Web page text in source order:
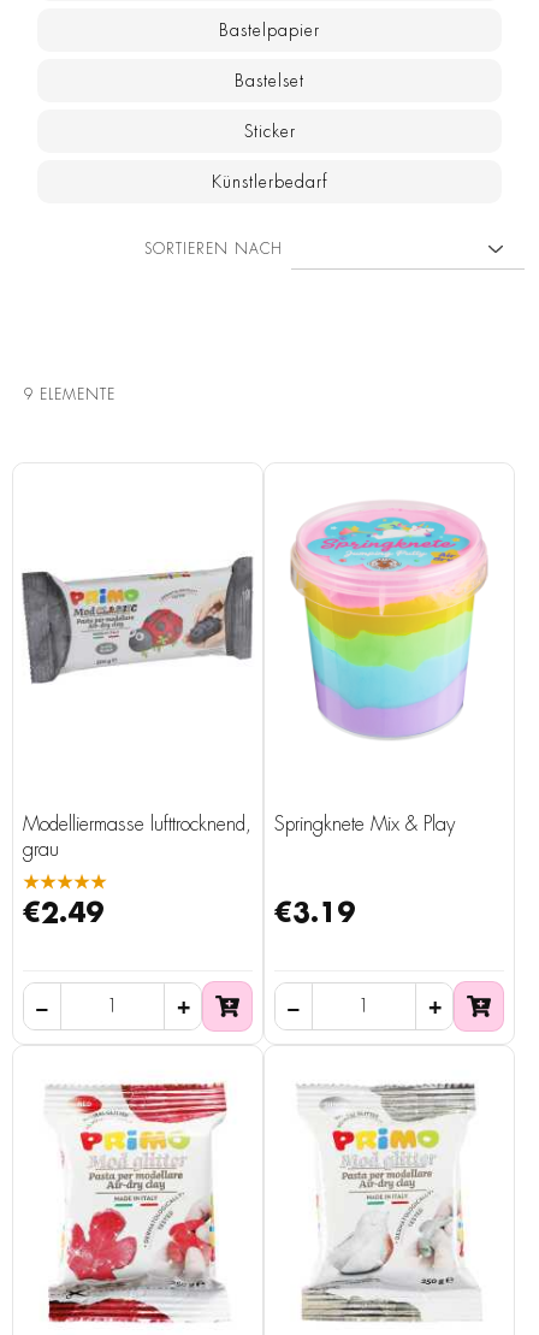
Bastelpapier
Bastelset
Sticker
Künstlerbedarf
9 ELEMENTE
SORTIEREN NACH
Modelliermasse lufttrocknend,
grau
★★★★★
€2.49
Springknete Mix & Play
€3.19